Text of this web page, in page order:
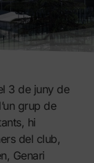
3 de juny de
grup de
hi
del club,
Genari